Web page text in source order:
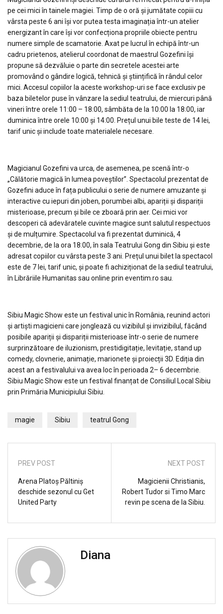
pe cei mici în tainele magiei. Timp de o oră și jumătate copiii cu
vârsta peste 6 ani își vor putea testa imaginația într-un atelier
energizant în care își vor confecționa propriile obiecte pentru
numere simple de scamatorie. Axat pe lucrul în echipă într-un
cadru prietenos, atelierul coordonat de maestrul Gozefini își
propune să dezvăluie o parte din secretele acestei arte
promovând o gândire logică, tehnică și științifică în rândul celor
mici. Accesul copiilor la aceste workshop-uri se face exclusiv pe
baza biletelor puse în vânzare la sediul teatrului, de miercuri până
vineri între orele 11:00 – 18:00, sâmbăta de la 10:00 la 18:00, iar
duminica între orele 10:00 și 14:00. Prețul unui bile teste de 14 lei,
tarif unic și include toate materialele necesare.
Magicianul Gozefini va urca, de asemenea, pe scenă într-o
„Călătorie magică în lumea poveștilor”. Spectacolul prezentat de
Gozefini aduce în fața publicului o serie de numere amuzante și
interactive cu iepuri din joben, porumbei albi, apariții și dispariții
misterioase, precum și bile ce zboară prin aer. Cei mici vor
descoperi că adevăratele cuvinte magice sunt salutul respectuos
și de mulțumire. Spectacolul va fi prezentat duminică, 4
decembrie, de la ora 18:00, în sala Teatrului Gong din Sibiu și este
adresat copiilor cu vârsta peste 3 ani. Prețul unui bilet la spectacol
este de 7 lei, tarif unic, și poate fi achiziționat de la sediul teatrului,
în Librăriile Humanitas sau online prin eventim.ro sau.
Sibiu Magic Show este un festival unic în România, reunind actori
și artiști magicieni care jonglează cu vizibilul și invizibilul, făcând
posibile apariții și dispariții misterioase într-o serie de numere
surprinzătoare de iluzionism, prestidigitație, levitație, stand up
comedy, clovnerie, animație, marionete și proiecții 3D. Ediția din
acest an a festivalului va avea loc în perioada 2– 6 decembrie.
Sibiu Magic Show este un festival finanțat de Consiliul Local Sibiu
prin Primăria Municipiului Sibiu.
magie Sibiu teatrul Gong
PREV POST
Arena Platoș Păltiniș
deschide sezonul cu Get
United Party
NEXT POST
Magicienii Christianis,
Robert Tudor si Timo Marc
revin pe scena de la Sibiu.
Diana